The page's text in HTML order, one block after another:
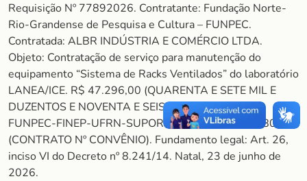
Requisição Nº 77892026. Contratante: Fundação Norte-
Rio-Grandense de Pesquisa e Cultura – FUNPEC.
Contratada: ALBR INDÚSTRIA E COMÉRCIO LTDA.
Objeto: Contratação de serviço para manutenção do
equipamento “Sistema de Racks Ventilados” do laboratório
LANEA/ICE. R$ 47.296,00 (QUARENTA E SETE MIL E
DUZENTOS E NOVENTA E SEIS REAIS). 1872025 –
FUNPEC-FINEP-UFRN-SUPORTE INFRA – REF. 2580/25
(CONTRATO Nº CONVÊNIO). Fundamento legal: Art. 26,
inciso VI do Decreto nº 8.241/14. Natal, 23 de junho de
2026.